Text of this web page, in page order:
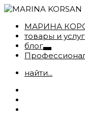
МАРИНА
товары и
блог
найти...